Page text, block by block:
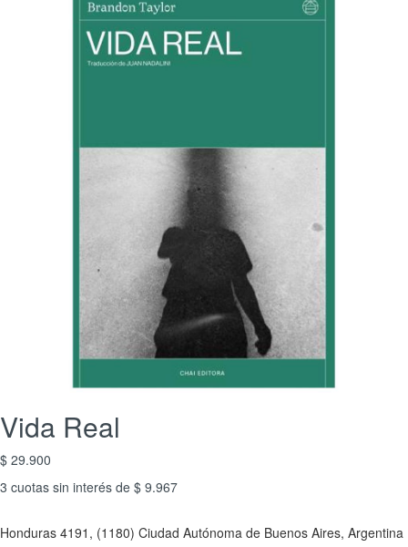
Vida Real
$ 29.900
3 cuotas sin interés de $ 9.967
Honduras 4191, (1180) Ciudad Autónoma de Buenos Aires, Argentina